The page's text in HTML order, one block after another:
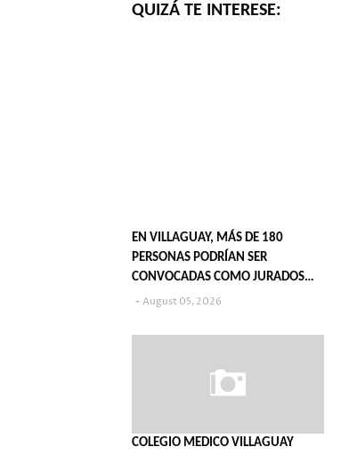
QUIZÁ TE INTERESE:
EN VILLAGUAY, MÁS DE 180
PERSONAS PODRÍAN SER
CONVOCADAS COMO JURADOS
POPULARES EN 2027
August 05, 2026
COLEGIO MEDICO VILLAGUAY